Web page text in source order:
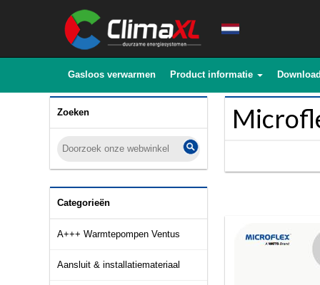
Gasloos verwarmen Product informatie
Zoeken
Categorieën
A+++ Warmtepompen Ventus
Aansluit & installatiemateriaal